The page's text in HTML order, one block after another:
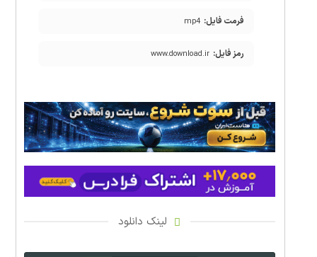
فرمت فایل: mp4
رمز فایل: www.download.ir
لینک دانلود